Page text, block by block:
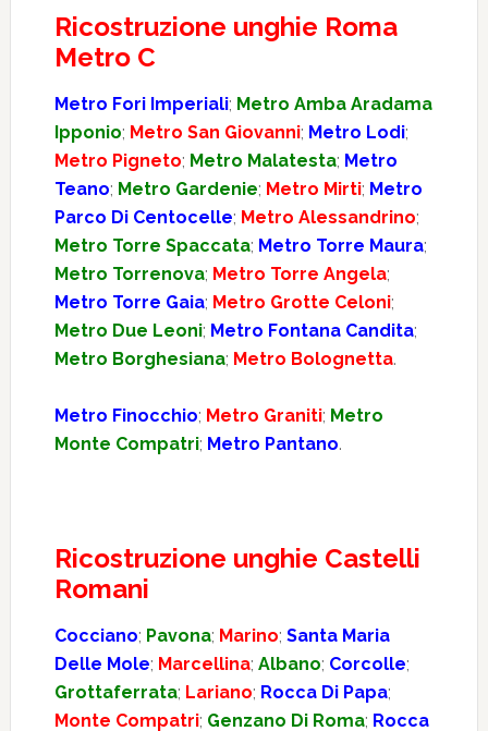
Ricostruzione unghie Roma
Metro C
Metro Fori Imperiali; Metro Amba Aradama
Ipponio; Metro San Giovanni; Metro Lodi;
Metro Pigneto; Metro Malatesta; Metro
Teano; Metro Gardenie; Metro Mirti; Metro
Parco Di Centocelle; Metro Alessandrino;
Metro Torre Spaccata; Metro Torre Maura;
Metro Torrenova; Metro Torre Angela;
Metro Torre Gaia; Metro Grotte Celoni;
Metro Due Leoni; Metro Fontana Candita;
Metro Borghesiana; Metro Bolognetta.
Metro Finocchio; Metro Graniti; Metro
Monte Compatri; Metro Pantano.
Ricostruzione unghie Castelli
Romani
Cocciano; Pavona; Marino; Santa Maria
Delle Mole; Marcellina; Albano; Corcolle;
Grottaferrata; Lariano; Rocca Di Papa;
Monte Compatri; Genzano Di Roma; Rocca